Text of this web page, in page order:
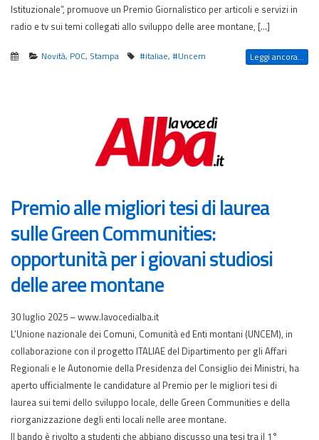
Istituzionale”, promuove un Premio Giornalistico per articoli e servizi in
radio e tv sui temi collegati allo sviluppo delle aree montane, […]
Novità, POC, Stampa #italiae,#Uncem Leggi ancora...
Premio alle migliori tesi di laurea
sulle Green Communities:
opportunità per i giovani studiosi
delle aree montane
30 luglio 2025 – www.lavocedialba.it
L’Unione nazionale dei Comuni, Comunità ed Enti montani (UNCEM), in
collaborazione con il progetto ITALIAE del Dipartimento per gli Affari
Regionali e le Autonomie della Presidenza del Consiglio dei Ministri, ha
aperto ufficialmente le candidature al Premio per le migliori tesi di
laurea sui temi dello sviluppo locale, delle Green Communities e della
riorganizzazione degli enti locali nelle aree montane.
Il bando è rivolto a studenti che abbiano discusso una tesi tra il 1°